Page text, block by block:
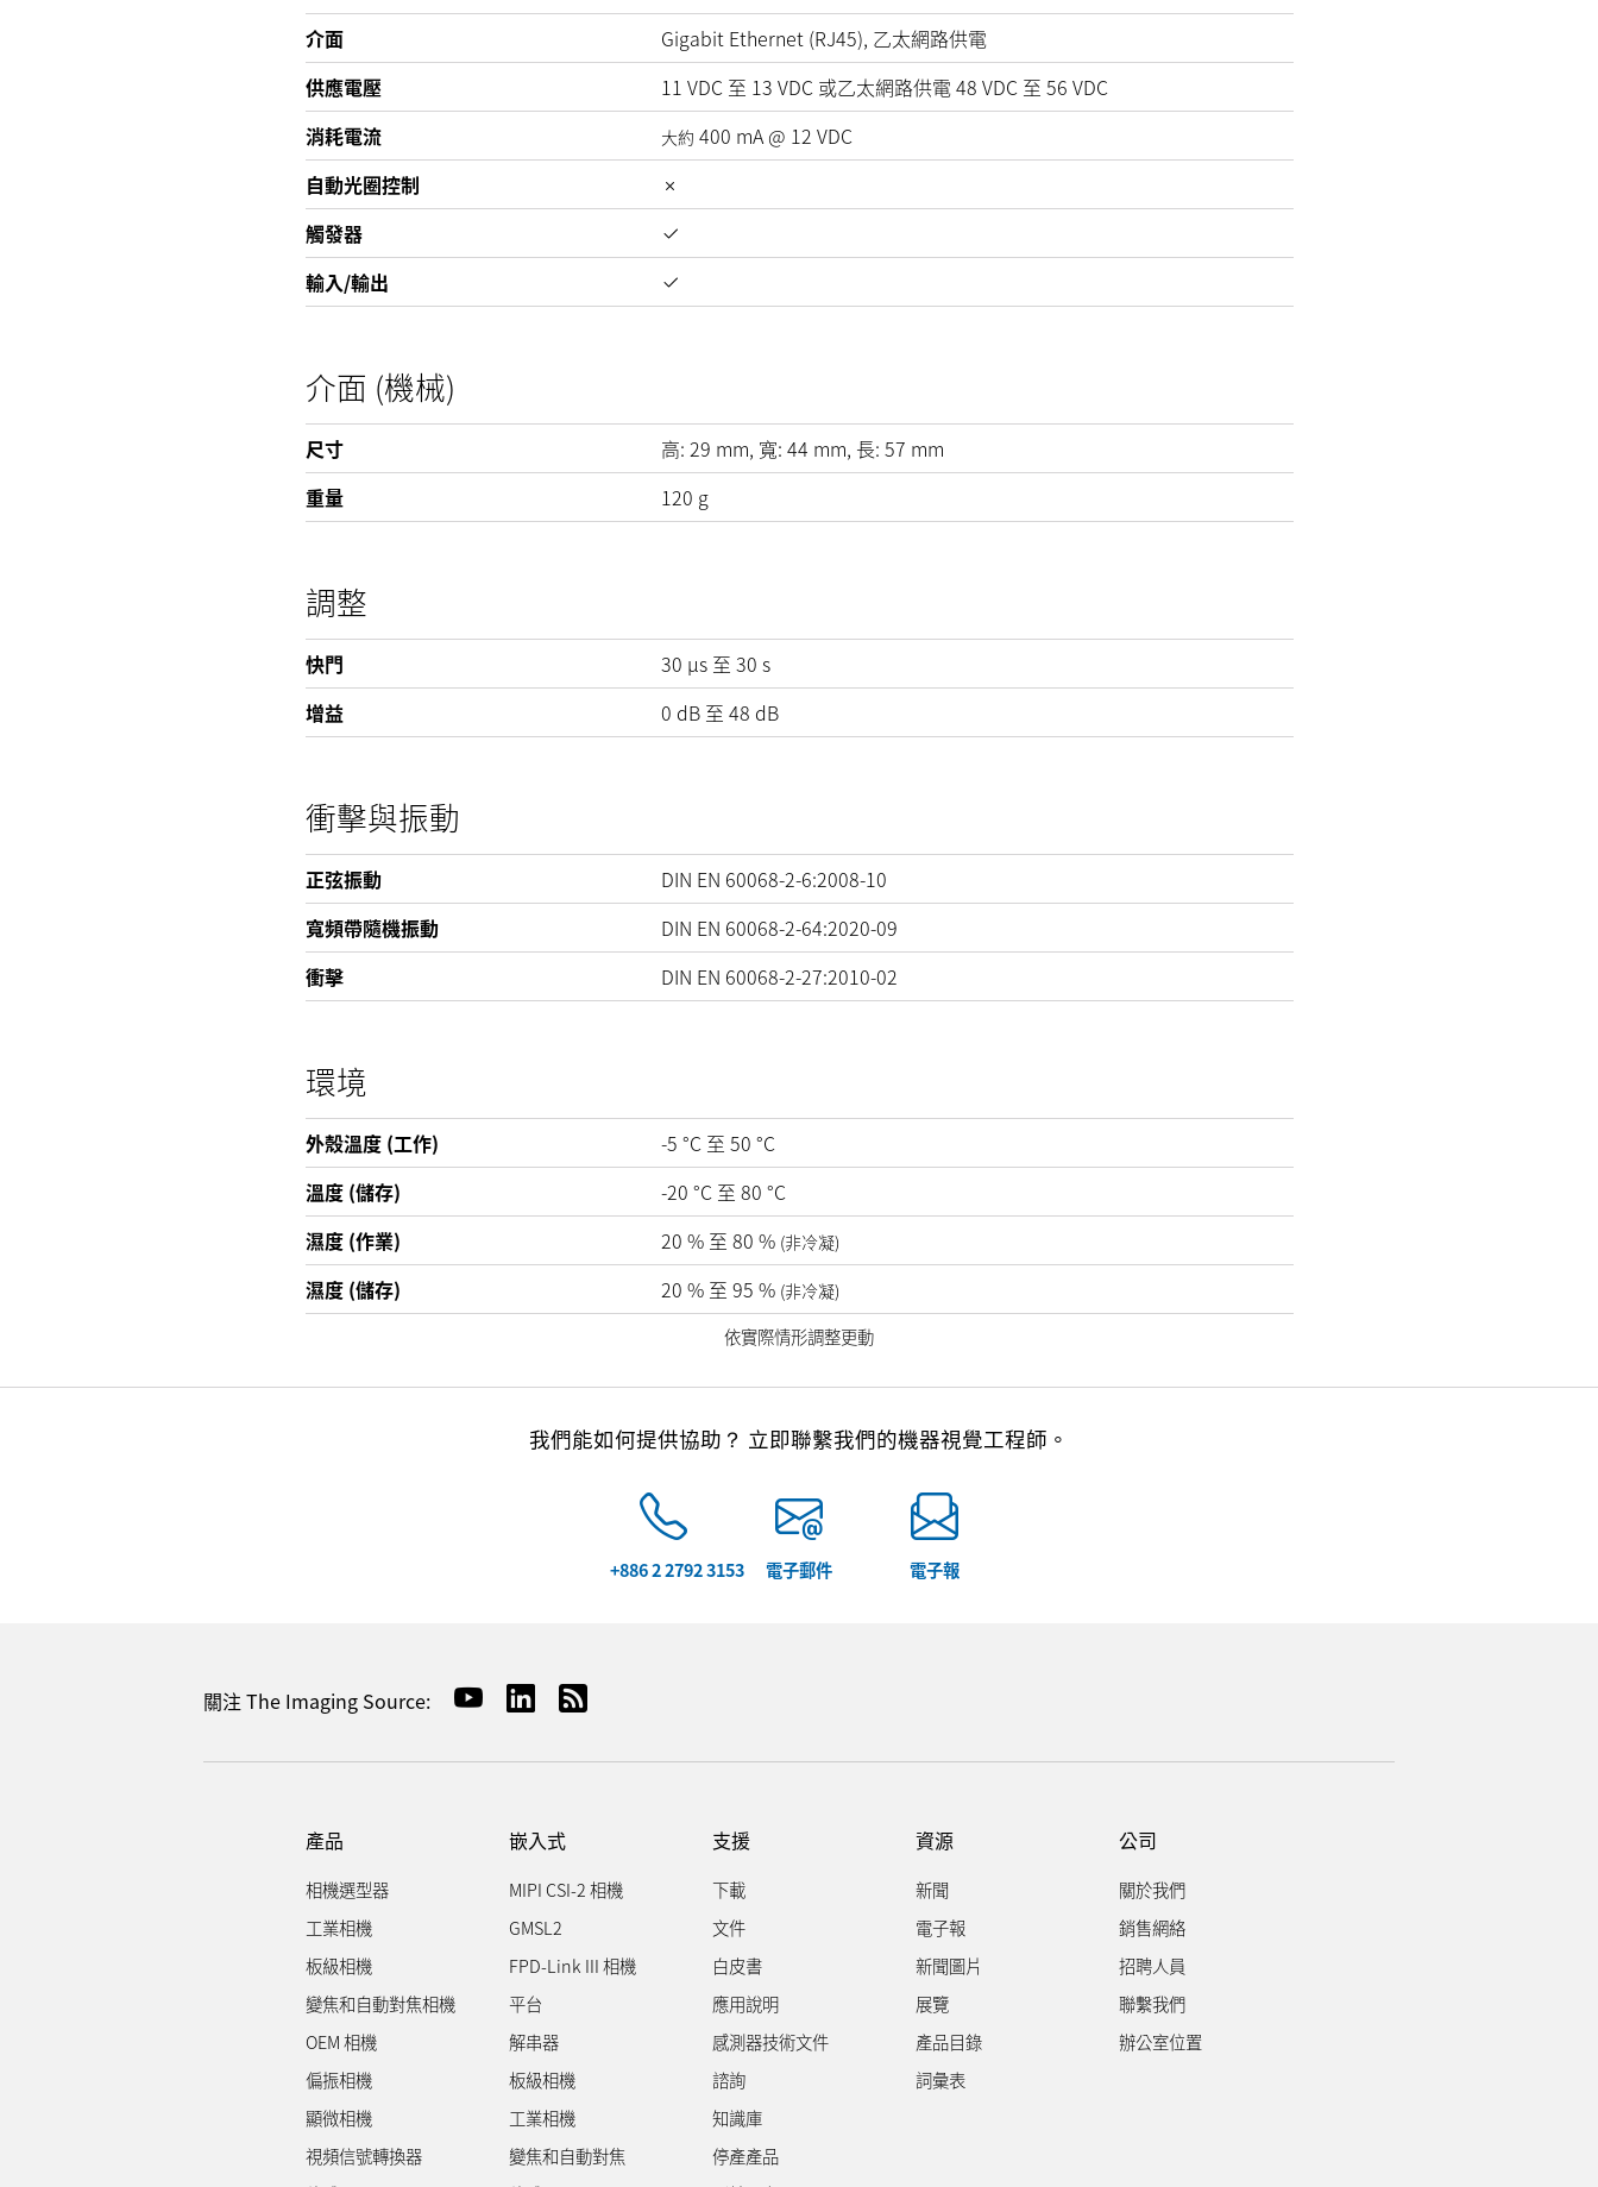
介面
Gigabit Ethernet (RJ45), 乙太網路供電
供應電壓
11 VDC至 13 VDC或乙太網路供電48 VDC至 56 VDC
消耗電流
大約 400 mA@ 12 VDC
自動光圈控制
觸發器
輸入/輸出
介面 (機械)
尺寸 高: 29 mm, 寬: 44 mm, 長: 57 mm
重量
120 g
調整
快門
30 µs 至 30 s
增益
0 dB至 48 dB
衝擊與振動
正弦振動
DIN EN 60068-2-6:2008-10
寬頻帶隨機振動
DIN EN 60068-2-64:2020-09
衝擊
DIN EN 60068-2-27:2010-02
環境
外殼溫度 (工作) -5 °C至 50 °C
溫度 (儲存)
-20 °C至 80 °C
濕度 (作業)
20 %至 80 % (非冷凝)
濕度 (儲存) 20 %至 95 % (非冷凝)
依實際情形調整更動
我們能如何提供協助？ 立即聯繫我們的機器視覺工程師。
+886 2 2792 3153 電子郵件 電子報
關注 The Imaging Source:
產品
相機選型器
工業相機
板級相機
變焦和自動對焦相機
OEM 相機
偏振相機
顯微相機
視頻信號轉換器
嵌入式
MIPI CSI-2 相機
GMSL2
FPD-Link III 相機
平台
解串器
板級相機
工業相機
變焦和自動對焦
支援
下載
文件
白皮書
應用說明
感測器技術文件
諮詢
知識庫
停產產品
資源
新聞
電子報
新聞圖片
展覽
產品目錄
詞彙表
公司
關於我們
銷售網絡
招聘人員
聯繫我們
辦公室位置